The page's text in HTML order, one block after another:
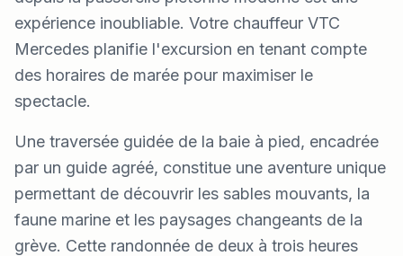
expérience inoubliable. Votre chauffeur VTC
Mercedes planifie l'excursion en tenant compte
des horaires de marée pour maximiser le
spectacle.
Une traversée guidée de la baie à pied, encadrée
par un guide agréé, constitue une aventure unique
permettant de découvrir les sables mouvants, la
faune marine et les paysages changeants de la
grève. Cette randonnée de deux à trois heures